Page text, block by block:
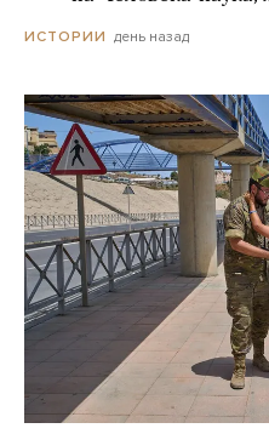
ИСТОРИИ день назад